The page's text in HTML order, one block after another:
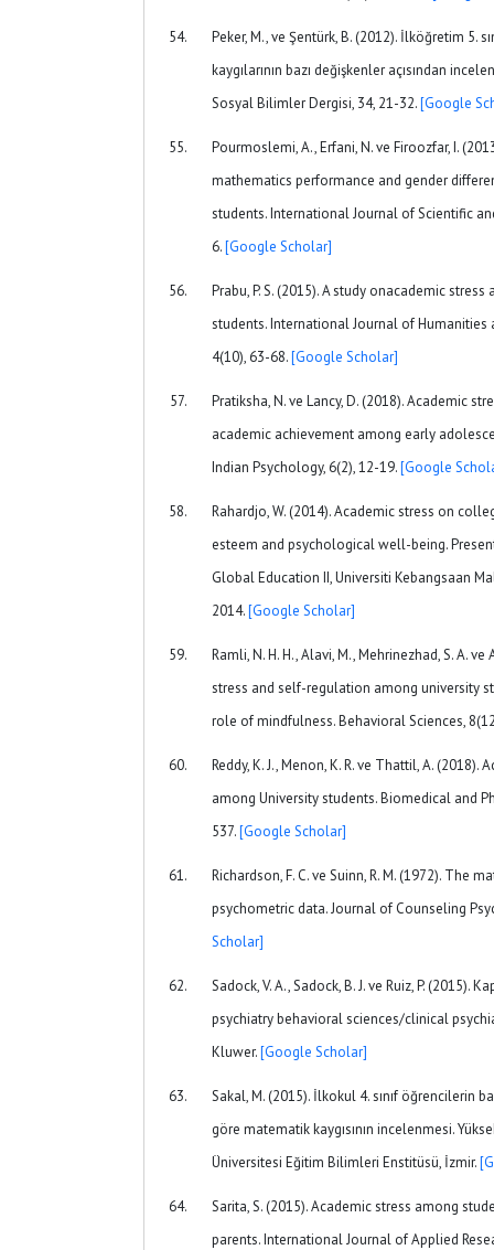
Peker, M., ve Şentürk, B. (2012). İlköğretim 5.
kaygılarının bazı değişkenler açısından
Sosyal Bilimler Dergisi, 34, 21-32.[Google
Pourmoslemi, A., Erfani, N. ve Firoozfar, I.
mathematics performance and gender
students. International Journal of Scientific
6.[Google Scholar]
Prabu, P. S. (2015). A study onacademic
students. International Journal of Humanities
4(10), 63-68.[Google Scholar]
Pratiksha, N. ve Lancy, D. (2018). Academic
academic achievement among early
Indian Psychology, 6(2), 12-19.[Google
Rahardjo, W. (2014). Academic stress on
esteem and psychological well-being.
Global Education II, Universiti Kebangsaan
2014.[Google Scholar]
Ramli, N. H. H., Alavi, M., Mehrinezhad, S. A.
stress and self-regulation among university
role of mindfulness. Behavioral Sciences,
Reddy, K. J., Menon, K. R. ve Thattil, A.
among University students. Biomedical and
537.[Google Scholar]
Richardson, F. C. ve Suinn, R. M. (1972). The
psychometric data. Journal of Counseling
Scholar]
Sadock, V. A., Sadock, B. J. ve Ruiz, P. (2015).
psychiatry behavioral sciences/clinical
Kluwer.[Google Scholar]
Sakal, M. (2015). İlkokul 4. sınıf öğrencilerin
göre matematik kaygısının incelenmesi.
Üniversitesi Eğitim Bilimleri Enstitüsü, İzmir.
Sarita, S. (2015). Academic stress among
parents. International Journal of Applied